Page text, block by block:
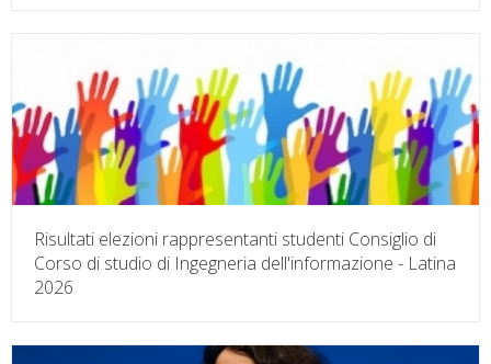
Risultati elezioni rappresentanti studenti Consiglio di
Corso di studio di Ingegneria dell'informazione - Latina
2026